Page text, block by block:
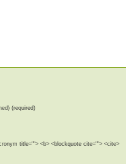
(required)
title=""> <b> <blockquote cite=""> <cite>